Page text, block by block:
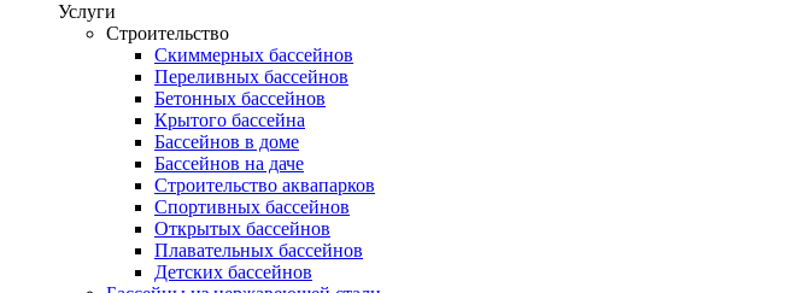
Услуги
Строительство
Скиммерных бассейнов
Переливных бассейнов
Бетонных бассейнов
Крытого бассейна
Бассейнов в доме
Бассейнов на даче
Строительство аквапарков
Спортивных бассейнов
Открытых бассейнов
Плавательных бассейнов
Детских бассейнов